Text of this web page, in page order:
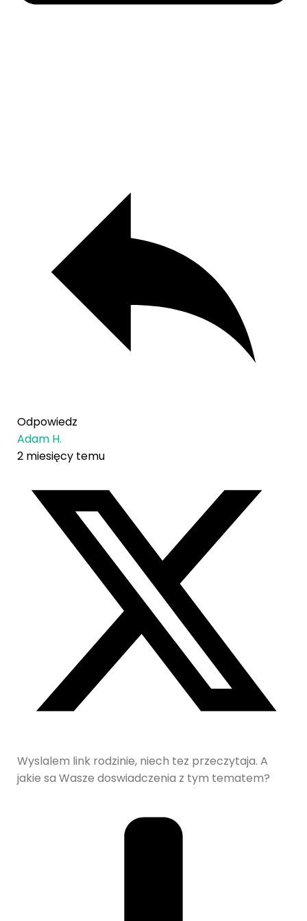
Odpowiedz
Adam H.
2 miesięcy temu
Wyslalem link rodzinie, niech tez przeczytaja. A
jakie sa Wasze doswiadczenia z tym tematem?